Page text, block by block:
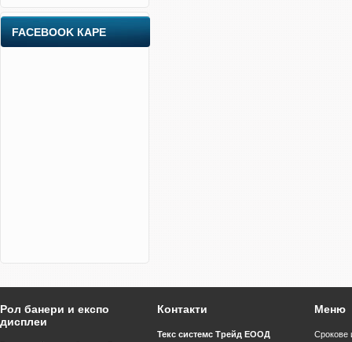
FACEBOOK КАРЕ
Рол банери и експо
дисплеи
Контакти
Текс системс Трейд ЕООД
Меню
Срокове